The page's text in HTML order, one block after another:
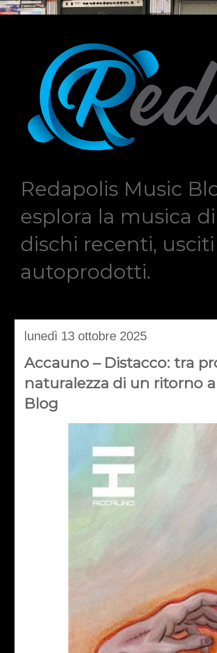
Redapolis Music
esplora la musica
dischi recenti,
autoprodotti.
lunedì 13 ottobre 2025
Accauno – Distacco: tra
naturalezza di un ritorno
Blog